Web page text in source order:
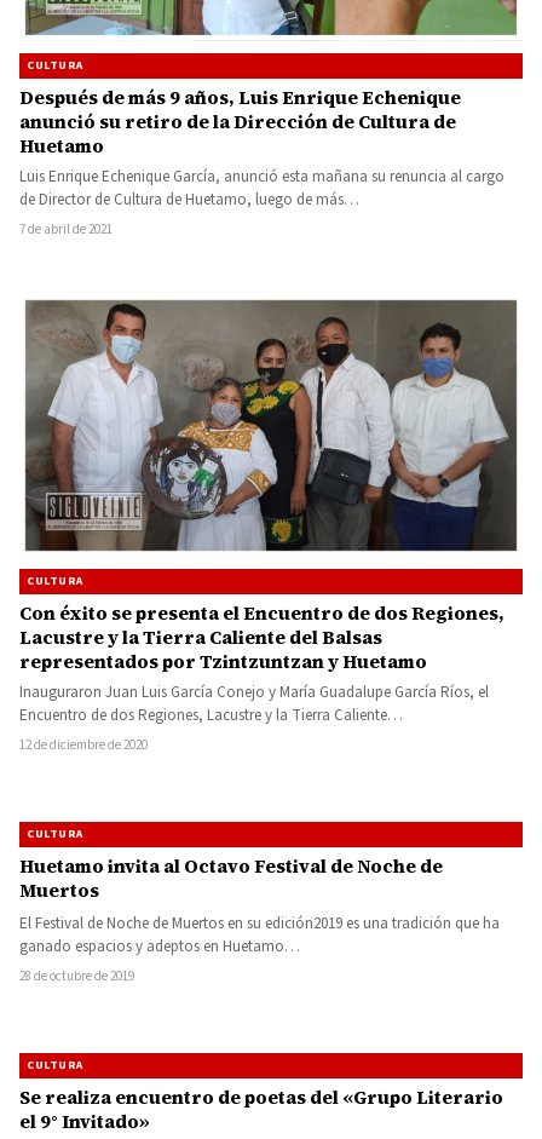
CULTURA
Después de más 9 años, Luis Enrique Echenique
anunció su retiro de la Dirección de Cultura de
Huetamo
Luis Enrique Echenique García, anunció esta mañana su renuncia al cargo
de Director de Cultura de Huetamo, luego de más…
7 de abril de 2021
CULTURA
Con éxito se presenta el Encuentro de dos Regiones,
Lacustre y la Tierra Caliente del Balsas
representados por Tzintzuntzan y Huetamo
Inauguraron Juan Luis García Conejo y María Guadalupe García Ríos, el
Encuentro de dos Regiones, Lacustre y la Tierra Caliente…
12 de diciembre de 2020
CULTURA
Huetamo invita al Octavo Festival de Noche de
Muertos
El Festival de Noche de Muertos en su edición2019 es una tradición que ha
ganado espacios y adeptos en Huetamo…
28 de octubre de 2019
CULTURA
Se realiza encuentro de poetas del «Grupo Literario
el 9° Invitado»